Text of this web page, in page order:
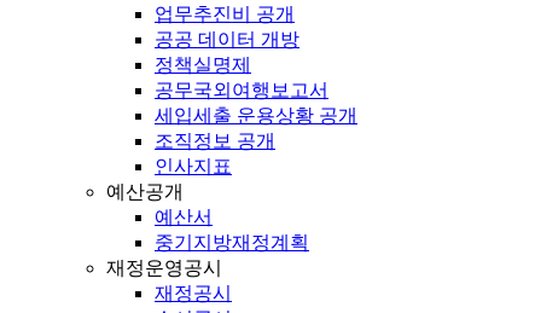
업무추진비 공개
공공 데이터 개방
정책실명제
공무국외여행보고서
세입세출 운용상황 공개
조직정보 공개
인사지표
예산공개
예산서
중기지방재정계획
재정운영공시
재정공시